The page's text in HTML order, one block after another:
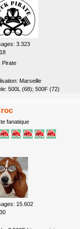
3.323
Pirate
Marseille
500L (68); 500F (72)
fanatique
15.602